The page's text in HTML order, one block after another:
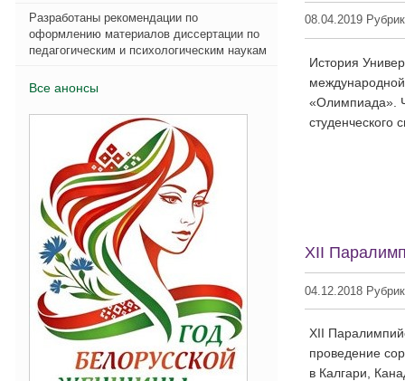
08.04.2019
История
«Олимпиада».
студенческого
XII
04.12.2018
XII
проведение
в Калгари,
Разработаны рекомендации по
оформлению материалов диссертации по
педагогическим и психологическим наукам
Все анонсы